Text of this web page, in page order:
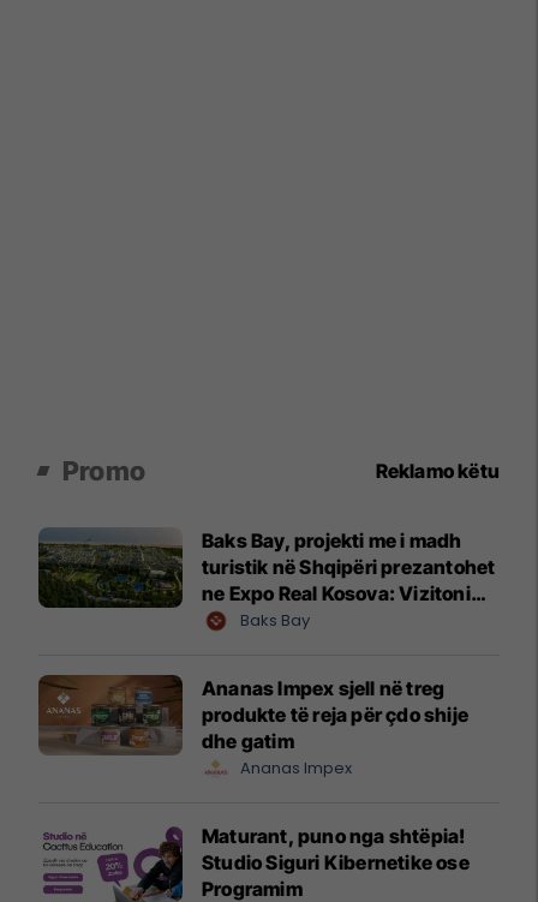
Promo Reklamo këtu
Baks Bay, projekti me i madh
turistik në Shqipëri prezantohet
ne Expo Real Kosova: Vizitoni
shtandin dhe zbuloni
Baks Bay
Ananas Impex sjell në treg
produkte të reja për çdo shije
dhe gatim
Ananas Impex
Maturant, puno nga shtëpia!
Studio Siguri Kibernetike ose
Programim